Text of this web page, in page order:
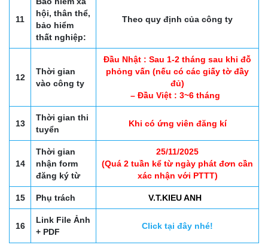
11
hội, thân thể,
bảo hiểm
thất nghiệp:
Theo quy định của công ty
12
Thời gian
vào công ty
Đầu Nhật : Sau 1-2 tháng sau khi đỗ
phỏng vấn (nếu có các giấy tờ đầy
đủ)
– Đầu Việt : 3~6 tháng
13
Thời gian thi
tuyển
Khi có ứng viên đăng kí
14
Thời gian
nhận form
đăng ký từ
25/11/2025
(Quá 2 tuần kể từ ngày phát đơn cần
xác nhận với PTTT)
15 Phụ trách V.T.KIEU ANH
16
Link File Ảnh
+ PDF
Click tại đây nhé!